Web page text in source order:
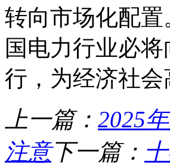
转向市场化配
国电力行业必
行，为经济社
上一篇： 2025
注意下一篇：